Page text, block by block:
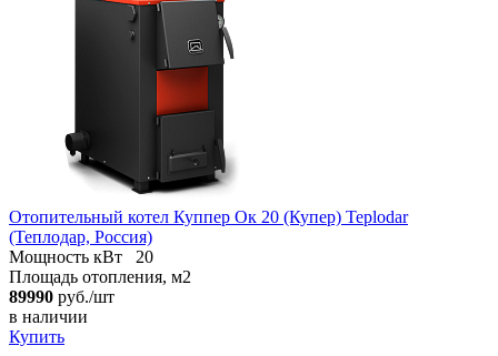
Отопительный котел Куппер Ок 20 (Купер) Teplodar
(Теплодар, Россия)
Мощность кВт
20
Площадь отопления, м2
89990 руб./шт
в наличии
Купить